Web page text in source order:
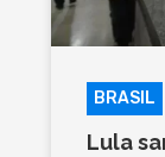
BRASIL
Lula